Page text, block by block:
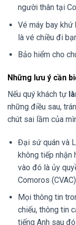
người thân tại
Vé máy bay khứ
là vé chiều đi
Bảo hiểm cho
Những lưu ý cần
Nếu quý khách tự
những điều sau,
chút sai lầm của
Đại sứ quán và
không tiếp nhận
vào đó là ủy
Comoros
Mọi thông tin
chiếu, thông tin
tiếng Anh sau